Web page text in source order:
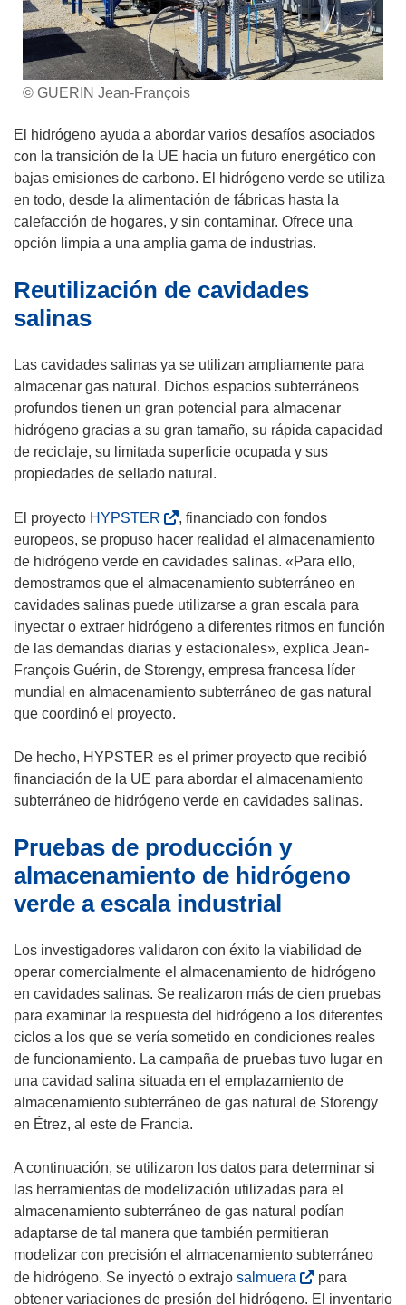
© GUERIN Jean-François
El hidrógeno ayuda a abordar varios desafíos asociados
con la transición de la UE hacia un futuro energético con
bajas emisiones de carbono. El hidrógeno verde se utiliza
en todo, desde la alimentación de fábricas hasta la
calefacción de hogares, y sin contaminar. Ofrece una
opción limpia a una amplia gama de industrias.
Reutilización de cavidades
salinas
Las cavidades salinas ya se utilizan ampliamente para
almacenar gas natural. Dichos espacios subterráneos
profundos tienen un gran potencial para almacenar
hidrógeno gracias a su gran tamaño, su rápida capacidad
de reciclaje, su limitada superficie ocupada y sus
propiedades de sellado natural.
El proyecto HYPSTER
s
e
a
b
r
i
r
á
e
u
n
a
u
v
a
e
n
t
a
n
a
)
, financiado con fondos
europeos, se propuso hacer realidad el almacenamiento
de hidrógeno verde en cavidades salinas. «Para ello,
demostramos que el almacenamiento subterráneo en
cavidades salinas puede utilizarse a gran escala para
inyectar o extraer hidrógeno a diferentes ritmos en función
de las demandas diarias y estacionales», explica Jean-
François Guérin, de Storengy, empresa francesa líder
mundial en almacenamiento subterráneo de gas natural
que coordinó el proyecto.
De hecho, HYPSTER es el primer proyecto que recibió
financiación de la UE para abordar el almacenamiento
subterráneo de hidrógeno verde en cavidades salinas.
Pruebas de producción y
almacenamiento de hidrógeno
verde a escala industrial
Los investigadores validaron con éxito la viabilidad de
operar comercialmente el almacenamiento de hidrógeno
en cavidades salinas. Se realizaron más de cien pruebas
para examinar la respuesta del hidrógeno a los diferentes
ciclos a los que se vería sometido en condiciones reales
de funcionamiento. La campaña de pruebas tuvo lugar en
una cavidad salina situada en el emplazamiento de
almacenamiento subterráneo de gas natural de Storengy
en Étrez, al este de Francia.
A continuación, se utilizaron los datos para determinar si
las herramientas de modelización utilizadas para el
almacenamiento subterráneo de gas natural podían
adaptarse de tal manera que también permitieran
modelizar con precisión el almacenamiento subterráneo
de hidrógeno. Se inyectó o extrajo salmuera
s
para
obtener variaciones de presión del hidrógeno. El inventario